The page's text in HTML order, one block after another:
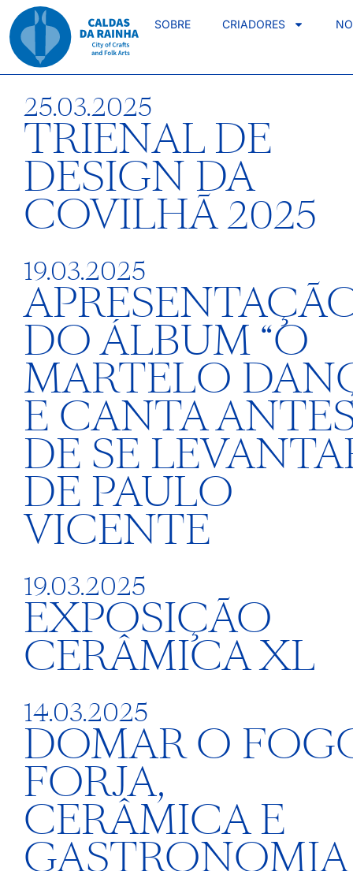
SOBRE CRIADORES
25.03.2025
TRIENAL DE
DESIGN DA
COVILHÃ 2025
19.03.2025
DO ÁLBUM “O
MARTELO
E CANTA
DE SE
DE PAULO
VICENTE
19.03.2025
EXPOSIÇÃO
CERÂMICA XL
14.03.2025
DOMAR O
FORJA,
CERÂMICA E
GASTRONOMIA